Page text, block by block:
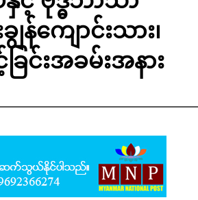
ကျောင်းသား၊
ြင်းအခမ်းအနား